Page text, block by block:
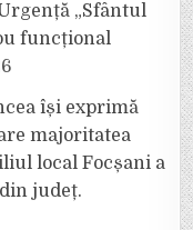
„Sfântul
funcțional
își exprimă
majoritatea
local Focșani a
județ.